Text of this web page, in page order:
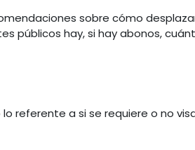
sobre cómo
públicos hay, si hay abonos,
referente a si se requiere o no